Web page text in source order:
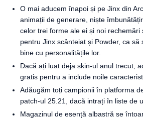
O mai aducem înapoi și pe Jinx din
animații de generare, niște
celor trei forme ale ei și noi rechemări
pentru Jinx scânteiat și Powder, ca să
bine cu personalitățile lor.
Dacă ați luat deja skin-ul anul trecut,
gratis pentru a include noile
Adăugăm toți campionii în platforma
patch-ul 25.21, dacă intrați în liste de
Magazinul de esență albastră se